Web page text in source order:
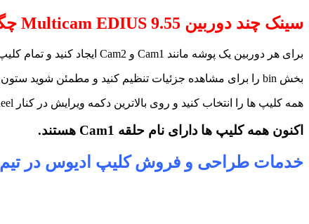
سینک چند دوربین Multicam EDIUS 9.55 چگونه عمل می کند؟
برای هر دوربین یک پوشه مانند Cam1 و Cam2 ایجاد کنید و تمام کلیپ های هر
بخش bin را برای مشاهده جزئیات تنظیم کنید و مطمئن شوید ستون Reel No قابل مشاهده باشد.
همه کلیپ ها را انتخاب کنید و روی بالاترین دکمه ویرایش در کنار Reel کلیک کنید و Cam1 را تایپ کنید.
اکنون همه کلیپ ها دارای نام حلقه Cam1 هستند.
خدمات طراحی و فروش کلیپ ادیوس در تیم